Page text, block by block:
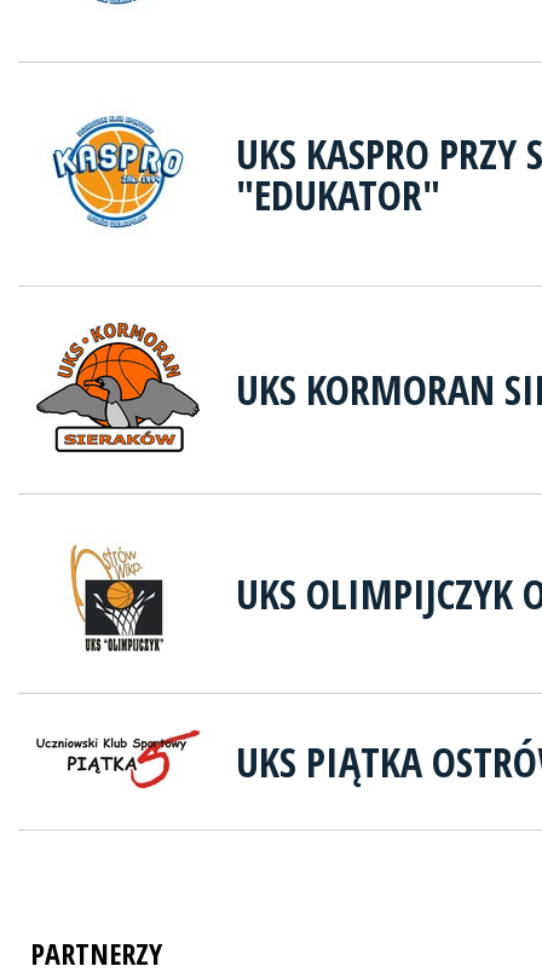
UKS KASPRO PRZY
"EDUKATOR"
UKS KORMORAN
UKS OLIMPIJCZYK
UKS PIĄTKA
PARTNERZY